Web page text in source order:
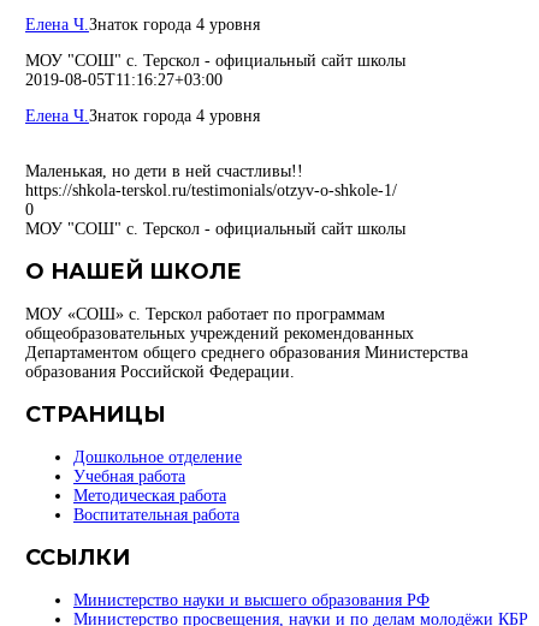
Елена Ч.Знаток города 4 уровня
МОУ "СОШ" с. Терскол - официальный сайт школы
2019-08-05T11:16:27+03:00
Елена Ч.Знаток города 4 уровня
Маленькая, но дети в ней счастливы!!
https://shkola-terskol.ru/testimonials/otzyv-o-shkole-1/
0
МОУ "СОШ" с. Терскол - официальный сайт школы
О НАШЕЙ ШКОЛЕ
МОУ «СОШ» с. Терскол работает по программам
общеобразовательных учреждений рекомендованных
Департаментом общего среднего образования Министерства
образования Российской Федерации.
СТРАНИЦЫ
Дошкольное отделение
Учебная работа
Методическая работа
Воспитательная работа
ССЫЛКИ
Министерство науки и высшего образования РФ
Министерство просвещения, науки и по делам молодёжи КБР